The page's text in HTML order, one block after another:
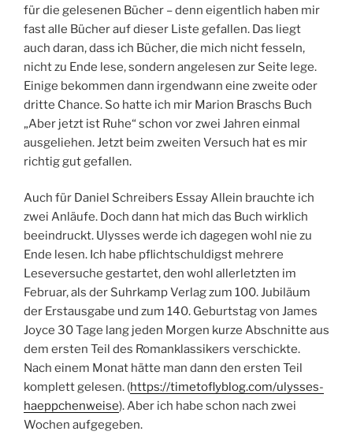
für die gelesenen Bücher – denn eigentlich haben mir
fast alle Bücher auf dieser Liste gefallen. Das liegt
auch daran, dass ich Bücher, die mich nicht fesseln,
nicht zu Ende lese, sondern angelesen zur Seite lege.
Einige bekommen dann irgendwann eine zweite oder
dritte Chance. So hatte ich mir Marion Braschs Buch
„Aber jetzt ist Ruhe“ schon vor zwei Jahren einmal
ausgeliehen. Jetzt beim zweiten Versuch hat es mir
richtig gut gefallen.
Auch für Daniel Schreibers Essay Allein brauchte ich
zwei Anläufe. Doch dann hat mich das Buch wirklich
beeindruckt. Ulysses werde ich dagegen wohl nie zu
Ende lesen. Ich habe pflichtschuldigst mehrere
Leseversuche gestartet, den wohl allerletzten im
Februar, als der Suhrkamp Verlag zum 100. Jubiläum
der Erstausgabe und zum 140. Geburtstag von James
Joyce 30 Tage lang jeden Morgen kurze Abschnitte aus
dem ersten Teil des Romanklassikers verschickte.
Nach einem Monat hätte man dann den ersten Teil
komplett gelesen. (https://timetoflyblog.com/ulysses-
haeppchenweise). Aber ich habe schon nach zwei
Wochen aufgegeben.